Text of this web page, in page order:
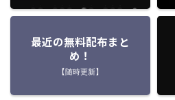
最近の無料配布まと
め！
【随時更新】